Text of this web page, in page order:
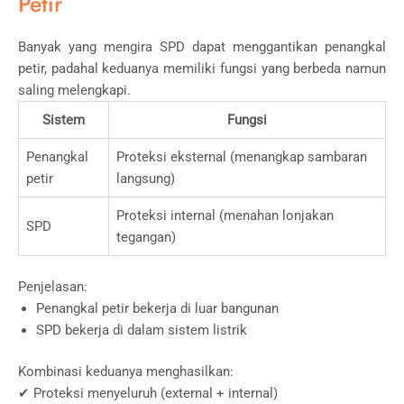
Banyak yang mengira SPD dapat menggantikan penangkal
petir, padahal keduanya memiliki fungsi yang berbeda namun
saling melengkapi.
Sistem
Fungsi
Penangkal
petir
Proteksi eksternal (menangkap sambaran
langsung)
SPD
Proteksi internal (menahan lonjakan
tegangan)
Penjelasan:
Penangkal petir bekerja di luar bangunan
SPD bekerja di dalam sistem listrik
Kombinasi keduanya menghasilkan:
✔ Proteksi menyeluruh (external + internal)